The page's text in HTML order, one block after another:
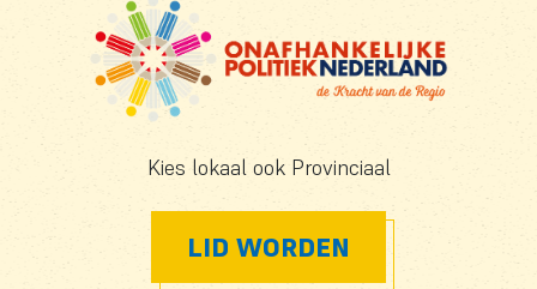
Kies lokaal ook Provinciaal
LID WORDEN